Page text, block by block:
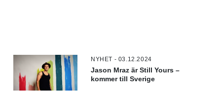
NYHET - 03.12.2024
Jason Mraz är Still Yours –
kommer till Sverige